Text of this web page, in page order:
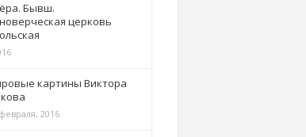
Бывш.
церковь
картины Виктора
2016